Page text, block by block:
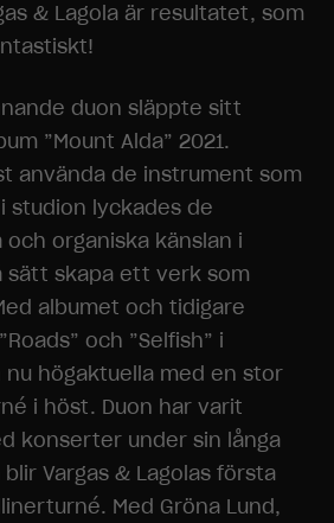
& Lagola är resultatet, som
duon släppte sitt
”Mount Alda” 2021.
använda de instrument som
studion lyckades de
och organiska känslan i
sätt skapa ett verk som
albumet och tidigare
och ”Selfish” i
nu högaktuella med en stor
i höst. Duon har varit
konserter under sin långa
Vargas & Lagolas första
Med Gröna Lund,